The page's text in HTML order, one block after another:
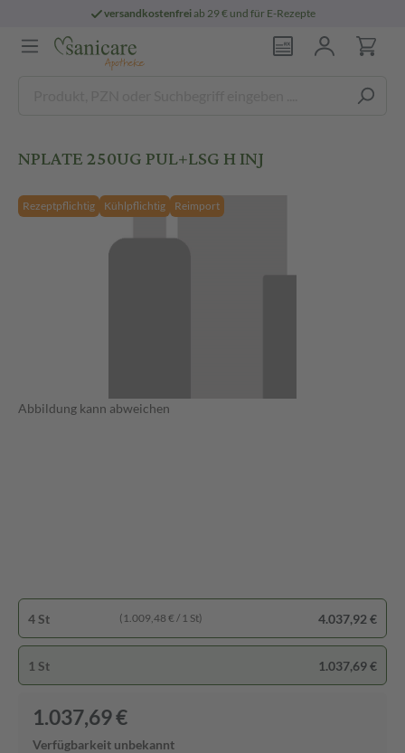
versandkostenfreiab 29 € und für E-Rezepte
NPLATE 250UG PUL+LSG H INJ
Rezeptpflichtig Kühlpflichtig Reimport
Abbildung kann abweichen
4 St (1.009,48 € / 1 St) 4.037,92 €
1 St 1.037,69 €
1.037,69 €
Verfügbarkeit unbekannt